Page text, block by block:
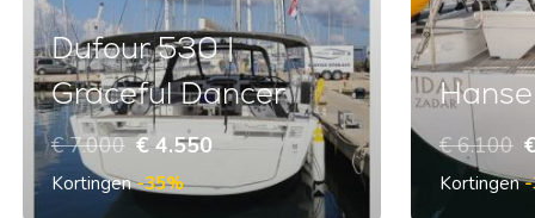
Dufour 530 |
Graceful Dancer
€ 7.000 € 4.550
Kortingen-35%
€ 6.100
Kortingen-